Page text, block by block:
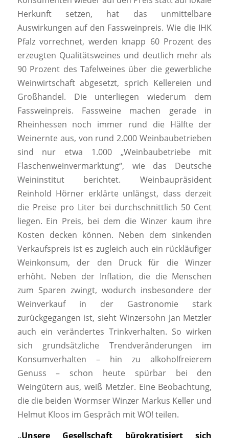
Herkunft setzen, hat das unmittelbare
Auswirkungen auf den Fassweinpreis. Wie die IHK
Pfalz vorrechnet, werden knapp 60 Prozent des
erzeugten Qualitätsweines und deutlich mehr als
90 Prozent des Tafelweines über die gewerbliche
Weinwirtschaft abgesetzt, sprich Kellereien und
Großhandel. Die unterliegen wiederum dem
Fassweinpreis. Fassweine machen gerade in
Rheinhessen noch immer rund die Hälfte der
Weinernte aus, von rund 2.000 Weinbaubetrieben
sind nur etwa 1.000 „Weinbaubetriebe mit
Flaschenweinvermarktung“, wie das Deutsche
Weininstitut berichtet. Weinbaupräsident
Reinhold Hörner erklärte unlängst, dass derzeit
die Preise pro Liter bei durchschnittlich 50 Cent
liegen. Ein Preis, bei dem die Winzer kaum ihre
Kosten decken können. Neben dem sinkenden
Verkaufspreis ist es zugleich auch ein rückläufiger
Weinkonsum, der den Druck für die Winzer
erhöht. Neben der Inflation, die die Menschen
zum Sparen zwingt, wodurch insbesondere der
Weinverkauf in der Gastronomie stark
zurückgegangen ist, sieht Winzersohn Jan Metzler
auch ein verändertes Trinkverhalten. So wirken
sich grundsätzliche Trendveränderungen im
Konsumverhalten – hin zu alkoholfreierem
Genuss – schon heute spürbar bei den
Weingütern aus, weiß Metzler. Eine Beobachtung,
die die beiden Wormser Winzer Markus Keller und
Helmut Kloos im Gespräch mitWO! teilen.
„Unsere Gesellschaft bürokratisiert sich